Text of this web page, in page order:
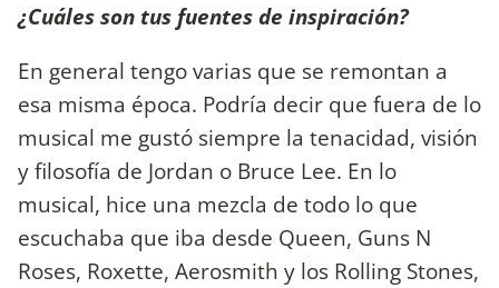
¿Cuáles son tus fuentes de inspiración?
En general tengo varias que se remontan a
esa misma época. Podría decir que fuera de lo
musical me gustó siempre la tenacidad, visión
y filosofía de Jordan o Bruce Lee. En lo
musical, hice una mezcla de todo lo que
escuchaba que iba desde Queen, Guns N
Roses, Roxette, Aerosmith y los Rolling Stones,